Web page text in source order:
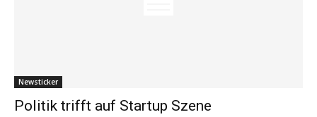
Newsticker
Politik trifft auf Startup Szene